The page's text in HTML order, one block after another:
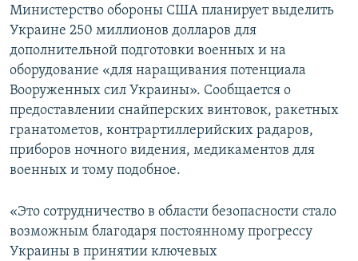
Министерство обороны США планирует выделить
Украине 250 миллионов долларов для
дополнительной подготовки военных и на
оборудование «для наращивания потенциала
Вооруженных сил Украины». Сообщается о
предоставлении снайперских винтовок, ракетных
гранатометов, контрартиллерийских радаров,
приборов ночного видения, медикаментов для
военных и тому подобное.
«Это сотрудничество в области безопасности стало
возможным благодаря постоянному прогрессу
Украины в принятии ключевых